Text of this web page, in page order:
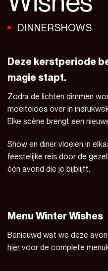
DINNERSHOWS
Deze kerstperiode
magie stapt.
Zodra de lichten dimmen
moeiteloos over in
Elke scène brengt een
Show en diner vloeien in
feestelijke reis door de
één avond die je bijblijft.
Menu Winter Wishes
Benieuwd wat we deze
hiervoor de complete